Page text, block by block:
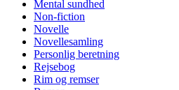
Mental sundhed
Non-fiction
Novelle
Novellesamling
Personlig beretning
Rejsebog
Rim og remser